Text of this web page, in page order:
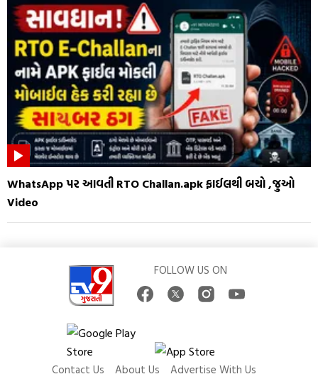
WhatsApp પર આવતી RTO Challan.apk ફાઈલથી બચો ,જુઓ
Video
FOLLOW US ON
Contact Us About Us Advertise With Us